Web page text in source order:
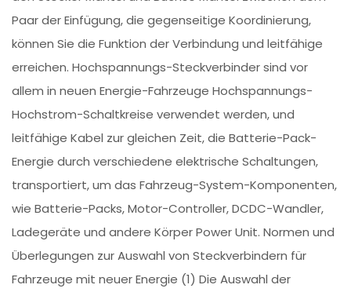
Paar der Einfügung, die gegenseitige Koordinierung,
können Sie die Funktion der Verbindung und leitfähige
erreichen. Hochspannungs-Steckverbinder sind vor
allem in neuen Energie-Fahrzeuge Hochspannungs-
Hochstrom-Schaltkreise verwendet werden, und
leitfähige Kabel zur gleichen Zeit, die Batterie-Pack-
Energie durch verschiedene elektrische Schaltungen,
transportiert, um das Fahrzeug-System-Komponenten,
wie Batterie-Packs, Motor-Controller, DCDC-Wandler,
Ladegeräte und andere Körper Power Unit. Normen und
Überlegungen zur Auswahl von Steckverbindern für
Fahrzeuge mit neuer Energie (1) Die Auswahl der